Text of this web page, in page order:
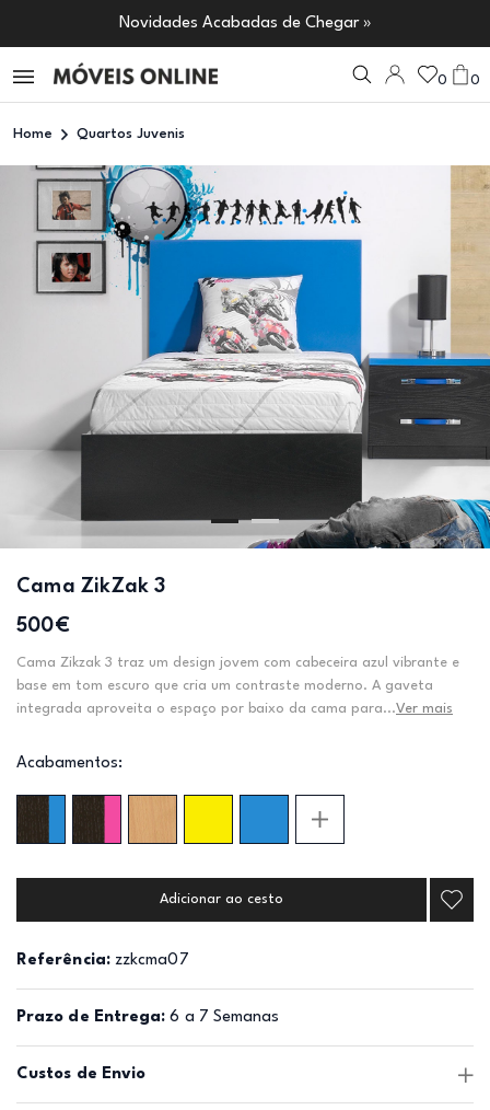
Novidades Acabadas de Chegar »
0 0
Home Quartos Juvenis
Cama ZikZak 3
500€
Cama Zikzak 3 traz um design jovem com cabeceira azul vibrante e
base em tom escuro que cria um contraste moderno. A gaveta
integrada aproveita o espaço por baixo da cama para...Ver mais
Acabamentos:
Adicionar ao cesto
Referência: zzkcma07
Prazo de Entrega: 6 a 7 Semanas
Custos de Envio